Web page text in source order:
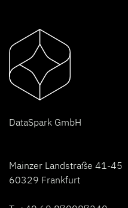
DataSpark GmbH
Mainzer Landstraße 41-45
60329 Frankfurt